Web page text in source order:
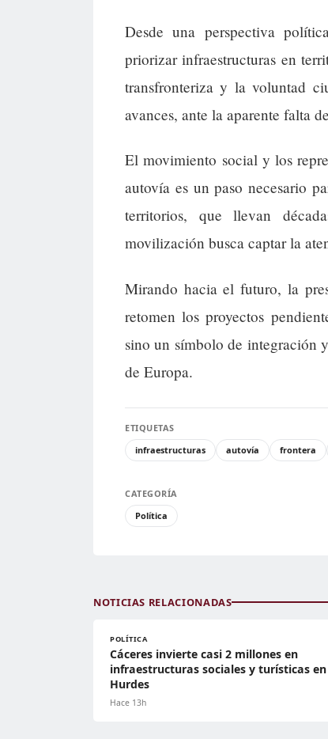
Desde una perspectiva
priorizar infraestructuras en
transfronteriza y la voluntad
avances, ante la aparente falta
El movimiento social y los
autovía es un paso necesario
territorios, que llevan
movilización busca captar la
Mirando hacia el futuro, la
retomen los proyectos
sino un símbolo de integración
de Europa.
ETIQUETAS
infraestructuras
autovía frontera
CATEGORÍA
Política
NOTICIAS RELACIONADAS
POLÍTICA
Cáceres invierte casi 2 millones en
infraestructuras sociales y turísticas en
Hurdes
Hace 13h